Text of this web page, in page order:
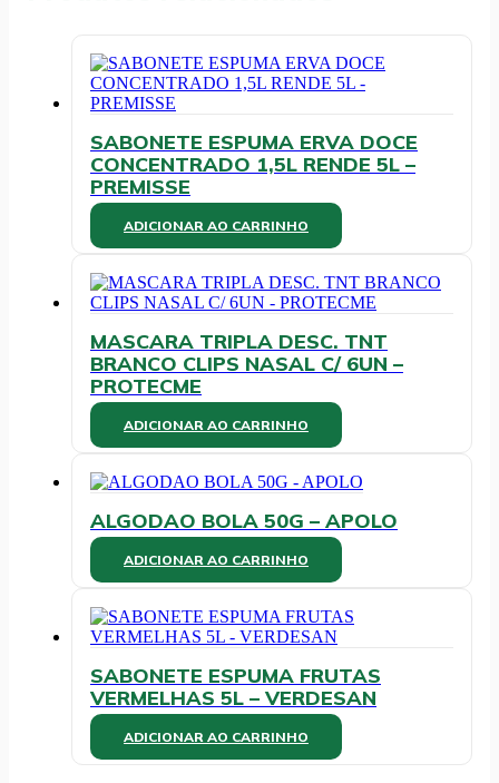
PALOMA
quantidade
SABONETE ESPUMA ERVA DOCE
CONCENTRADO 1,5L RENDE 5L –
PREMISSE
ADICIONAR AO CARRINHO
MASCARA TRIPLA DESC. TNT
BRANCO CLIPS NASAL C/ 6UN –
PROTECME
ADICIONAR AO CARRINHO
ALGODAO BOLA 50G – APOLO
ADICIONAR AO CARRINHO
SABONETE ESPUMA FRUTAS
VERMELHAS 5L – VERDESAN
ADICIONAR AO CARRINHO